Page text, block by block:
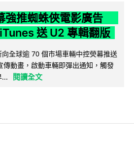
強推蜘蛛俠電影廣告
送 U2 專輯翻版
全球逾 70 個市場車輛中控熒幕推送
傳動畫，啟動車輛即彈出通知，觸發
...
閱讀全文